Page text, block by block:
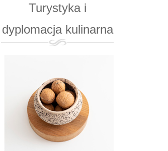
Turystyka i
dyplomacja kulinarna